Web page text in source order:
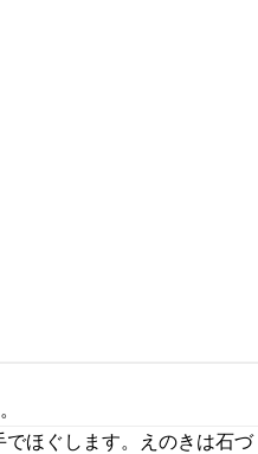
ほぐします。えのきは石づ